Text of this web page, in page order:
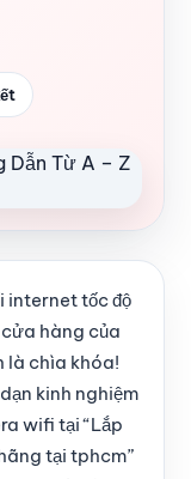
internet tốc độ
hàng của
là chìa khóa!
kinh nghiệm
wifi tại “Lắp
tại tphcm”